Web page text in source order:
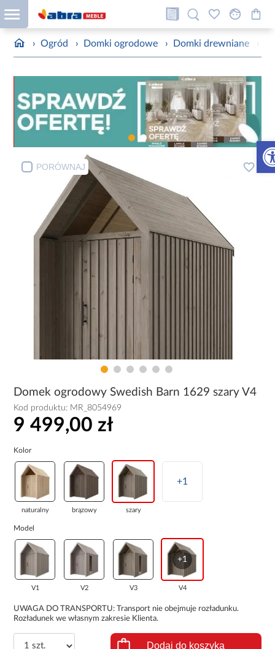
› Ogród › Domki ogrodowe › Domki drewniane ›
PORÓWNAJ
Domek ogrodowy Swedish Barn 1629 szary V4
Kod produktu: MR_8054969
9 499,00 zł
Kolor
naturalny brązowy szary
+1
Model
V1 V2 V3
+1
V4
UWAGA DO TRANSPORTU: Transport nie obejmuje rozładunku.
Rozładunek we własnym zakresie Klienta.
Dodaj do koszyka